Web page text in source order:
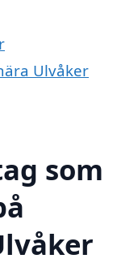
Ulvåker
som